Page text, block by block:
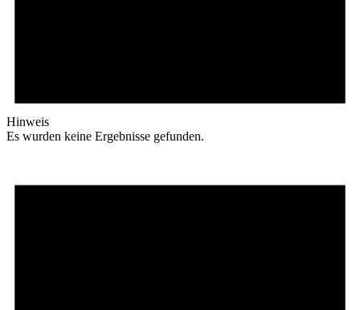
Hinweis
Es wurden keine Ergebnisse gefunden.